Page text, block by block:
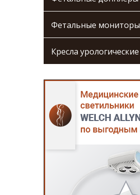
Фетальные мониторы
Кресла урологические